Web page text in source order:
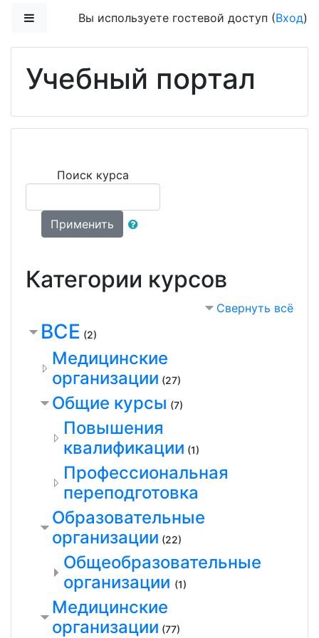
Боковая панель
Вы используете гостевой доступ (Вход)
Учебный портал
Поиск курса
Применить
Категории курсов
Свернуть всё
ВСЕ (2)
Медицинские
организации (27)
Общие курсы (7)
Повышения
квалификации (1)
Профессиональная
переподготовка
Образовательные
организации (22)
Общеобразовательные
организации (1)
Медицинские
организации (77)